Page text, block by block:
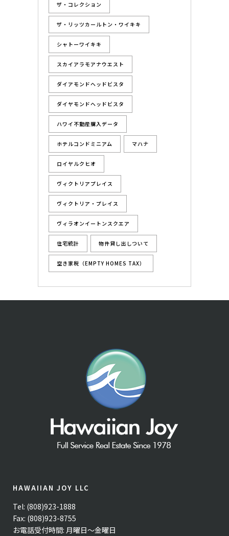
ザ・コレクション
ザ・リッツカールトン・ワイキキ
シャトーワイキキ
スカイアラモアナウエスト
ダイアモンドヘッドビスタ
ダイヤモンドヘッドビスタ
ハワイ不動産購入データ
ホテルコンドミニアム マハナ
ロイヤルクヒオ
ヴィクトリアプレイス
ヴィクトリア・プレイス
ヴィラオンイートンスクエア
住宅統計 物件貸し出しついて
空き家税（EMPTY HOMES TAX）
HAWAIIAN JOY LLC
Tel: (808)923-1888
Fax: (808)923-8755
お電話受付時間: 月曜日〜金曜日